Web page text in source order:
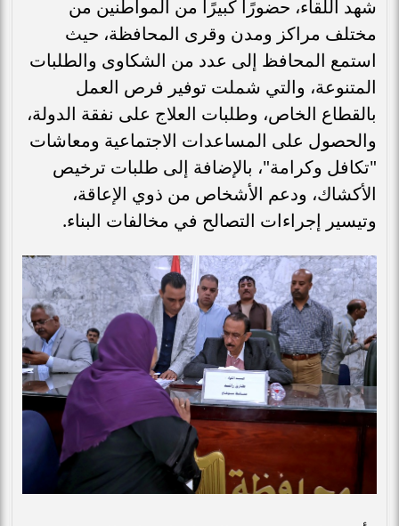
شهد اللقاء، حضورًا كبيرًا من المواطنين من
مختلف مراكز ومدن وقرى المحافظة، حيث
استمع المحافظ إلى عدد من الشكاوى والطلبات
المتنوعة، والتي شملت توفير فرص العمل
بالقطاع الخاص، وطلبات العلاج على نفقة الدولة،
والحصول على المساعدات الاجتماعية ومعاشات
"تكافل وكرامة"، بالإضافة إلى طلبات ترخيص
الأكشاك، ودعم الأشخاص من ذوي الإعاقة،
وتيسير إجراءات التصالح في مخالفات البناء.